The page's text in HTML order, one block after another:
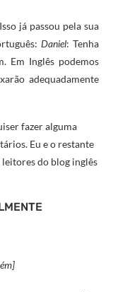
já passou pela sua
Daniel: Tenha
Em Inglês podemos
adequadamente
fazer alguma
Eu e o restante
leitores do blog inglês